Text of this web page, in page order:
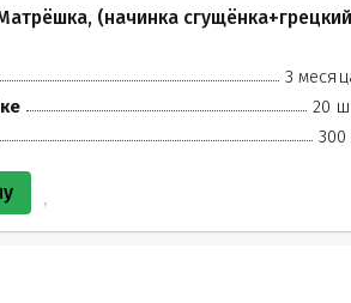
(начинка сгущёнка+грецкий
3
20
300